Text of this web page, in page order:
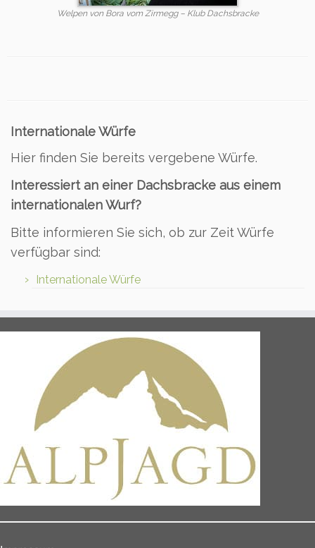
Welpen von Bora vom Zirmegg – Klub Dachsbracke
Internationale Würfe
Hier finden Sie bereits vergebene Würfe.
Interessiert an einer Dachsbracke aus einem
internationalen Wurf?
Bitte informieren Sie sich, ob zur Zeit Würfe
verfügbar sind:
Internationale Würfe